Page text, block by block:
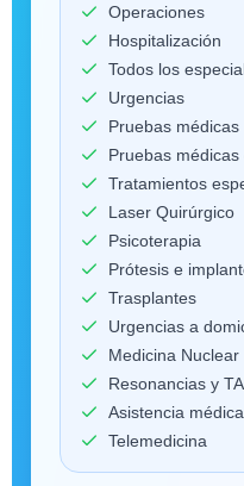
Operaciones
Hospitalización
Todos los
Urgencias
Pruebas médicas
Pruebas
Tratamientos
Laser Quirúrgico
Psicoterapia
Prótesis e
Trasplantes
Urgencias a
Medicina Nuclear
Resonancias y
Asistencia médica
Telemedicina